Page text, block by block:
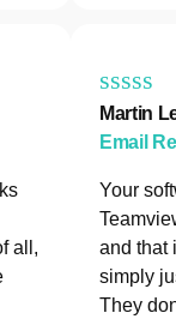
all,
Martin
Email
Your
and that
simply
They